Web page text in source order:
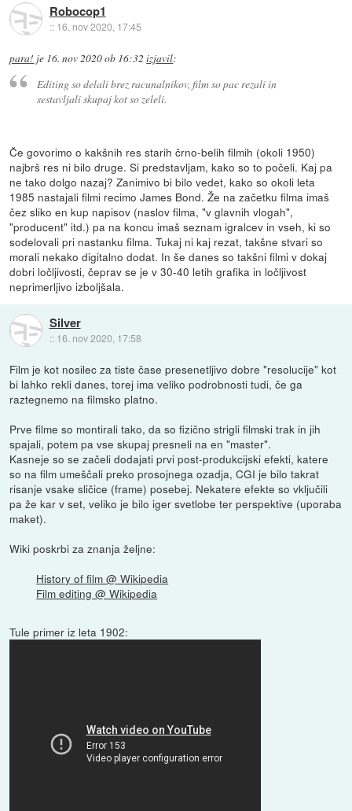
Robocop1
:: 16. nov 2020, 17:45
para! je 16. nov 2020 ob 16:32 izjavil:
Editing so delali brez racunalnikov, film so pac rezali in
sestavljali skupaj kot so zeleli.
Če govorimo o kakšnih res starih črno-belih filmih (okoli 1950)
najbrš res ni bilo druge. Si predstavljam, kako so to počeli. Kaj pa
ne tako dolgo nazaj? Zanimivo bi bilo vedet, kako so okoli leta
1985 nastajali filmi recimo James Bond. Že na začetku filma imaš
čez sliko en kup napisov (naslov filma, "v glavnih vlogah",
"producent" itd.) pa na koncu imaš seznam igralcev in vseh, ki so
sodelovali pri nastanku filma. Tukaj ni kaj rezat, takšne stvari so
morali nekako digitalno dodat. In še danes so takšni filmi v dokaj
dobri ločljivosti, čeprav se je v 30-40 letih grafika in ločljivost
neprimerljivo izboljšala.
Silver
:: 16. nov 2020, 17:58
Film je kot nosilec za tiste čase presenetljivo dobre "resolucije" kot
bi lahko rekli danes, torej ima veliko podrobnosti tudi, če ga
raztegnemo na filmsko platno.
Prve filme so montirali tako, da so fizično strigli filmski trak in jih
spajali, potem pa vse skupaj presneli na en "master".
Kasneje so se začeli dodajati prvi post-produkcijski efekti, katere
so na film umeščali preko prosojnega ozadja, CGI je bilo takrat
risanje vsake sličice (frame) posebej. Nekatere efekte so vključili
pa že kar v set, veliko je bilo iger svetlobe ter perspektive (uporaba
maket).
Wiki poskrbi za znanja željne:
History of film @ Wikipedia
Film editing @ Wikipedia
Tule primer iz leta 1902: